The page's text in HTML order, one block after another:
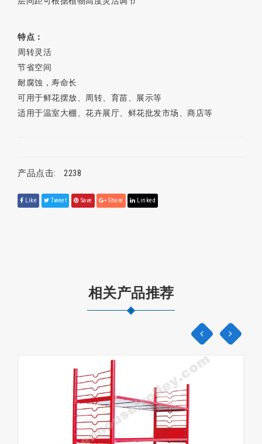
特点：
周转灵活
节省空间
耐腐蚀，寿命长
可用于鲜花摆放、周转、育苗、展示等
适用于温室大棚、花卉展厅、鲜花批发市场、商店等
产品点击: 2238
Like Tweet Save Share Linked
相关产品推荐